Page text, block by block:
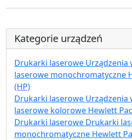
Kategorie urządzeń
Drukarki laserowe Urządzenia
laserowe monochromatyczne
(HP)
Drukarki laserowe Urządzenia
laserowe kolorowe Hewlett
Drukarki laserowe Drukarki
monochromatyczne Hewlett